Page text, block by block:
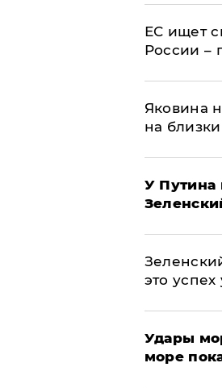
ЕС ищет
России –
Яковина
на
У Путина
это
Удары
море